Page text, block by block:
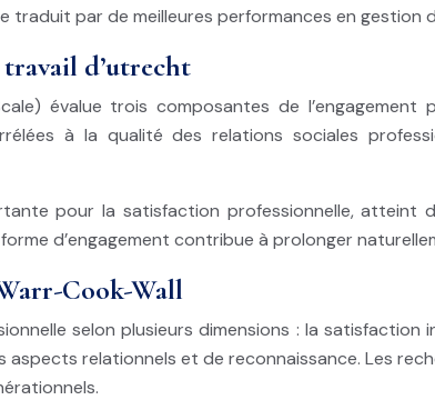
traduit par de meilleures performances en
d’utrecht
évalue trois composantes de
à la qualité des relations sociales
pour la satisfaction professionnelle, atteint
d’engagement contribue à prolonger
Cook-Wall
selon plusieurs dimensions : la
relationnels et de reconnaissance. Les